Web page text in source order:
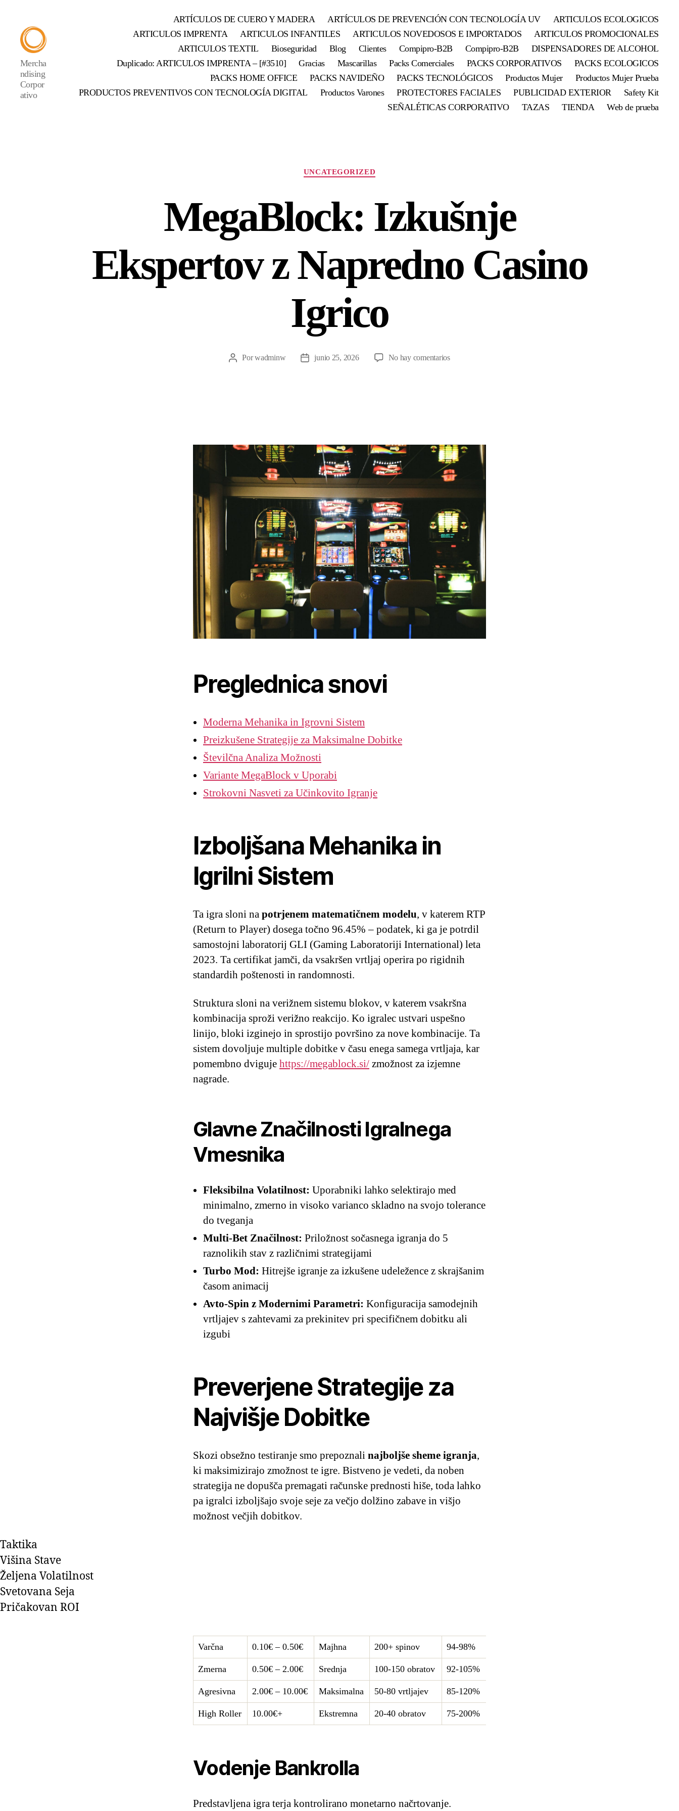
Mercha
ndising
Corpor
ativo
ARTÍCULOS DE CUERO Y MADERA ARTÍCULOS DE PREVENCIÓN CON TECNOLOGÍA UV
ARTICULOS ECOLOGICOS
ARTICULOS IMPRENTA
ARTICULOS INFANTILES ARTICULOS NOVEDOSOS E IMPORTADOS
ARTICULOS PROMOCIONALES
ARTICULOS TEXTIL
Bioseguridad Blog Clientes Compipro-B2B Compipro-B2B
DISPENSADORES DE ALCOHOL
Duplicado: ARTICULOS IMPRENTA – [#3510]
Gracias Mascarillas Packs Comerciales PACKS CORPORATIVOS
PACKS ECOLOGICOS
PACKS HOME OFFICE
PACKS NAVIDEÑO PACKS TECNOLÓGICOS Productos Mujer
Productos Mujer Prueba
PRODUCTOS PREVENTIVOS CON TECNOLOGÍA DIGITAL
Productos Varones PROTECTORES FACIALES PUBLICIDAD EXTERIOR
Safety Kit
SEÑALÉTICAS CORPORATIVO
TAZAS TIENDA Web de prueba
UNCATEGORIZED
MegaBlock: Izkušnje
Ekspertov z Napredno Casino
Igrico
Porwadminw junio 25, 2026 No hay comentarios
Preglednica snovi
Moderna Mehanika in Igrovni Sistem
Preizkušene Strategije za Maksimalne Dobitke
Številčna Analiza Možnosti
Variante MegaBlock v Uporabi
Strokovni Nasveti za Učinkovito Igranje
Izboljšana Mehanika in
Igrilni Sistem
Ta igra sloni na potrjenem matematičnem modelu, v katerem RTP
(Return to Player) dosega točno 96.45% – podatek, ki ga je potrdil
samostojni laboratorij GLI (Gaming Laboratoriji International) leta
2023. Ta certifikat jamči, da vsakršen vrtljaj operira po rigidnih
standardih poštenosti in randomnosti.
Struktura sloni na verižnem sistemu blokov, v katerem vsakršna
kombinacija sproži verižno reakcijo. Ko igralec ustvari uspešno
linijo, bloki izginejo in sprostijo površino za nove kombinacije. Ta
sistem dovoljuje multiple dobitke v času enega samega vrtljaja, kar
pomembno dviguje https://megablock.si/ zmožnost za izjemne
nagrade.
Glavne Značilnosti Igralnega
Vmesnika
Fleksibilna Volatilnost: Uporabniki lahko selektirajo med
minimalno, zmerno in visoko varianco skladno na svojo tolerance
do tveganja
Multi-Bet Značilnost: Priložnost sočasnega igranja do 5
raznolikih stav z različnimi strategijami
Turbo Mod: Hitrejše igranje za izkušene udeležence z skrajšanim
časom animacij
Avto-Spin z Modernimi Parametri: Konfiguracija samodejnih
vrtljajev s zahtevami za prekinitev pri specifičnem dobitku ali
izgubi
Preverjene Strategije za
Najvišje Dobitke
Skozi obsežno testiranje smo prepoznali najboljše sheme igranja,
ki maksimizirajo zmožnost te igre. Bistveno je vedeti, da noben
strategija ne dopušča premagati računske prednosti hiše, toda lahko
pa igralci izboljšajo svoje seje za večjo dolžino zabave in višjo
možnost večjih dobitkov.
Taktika
Višina Stave
Željena Volatilnost
Svetovana Seja
Pričakovan ROI
Varčna 0.10€ – 0.50€ Majhna 200+ spinov 94-98%
Zmerna 0.50€ – 2.00€ Srednja 100-150 obratov 92-105%
Agresivna 2.00€ – 10.00€ Maksimalna 50-80 vrtljajev 85-120%
High Roller 10.00€+ Ekstremna 20-40 obratov 75-200%
Vodenje Bankrolla
Predstavljena igra terja kontrolirano monetarno načrtovanje.